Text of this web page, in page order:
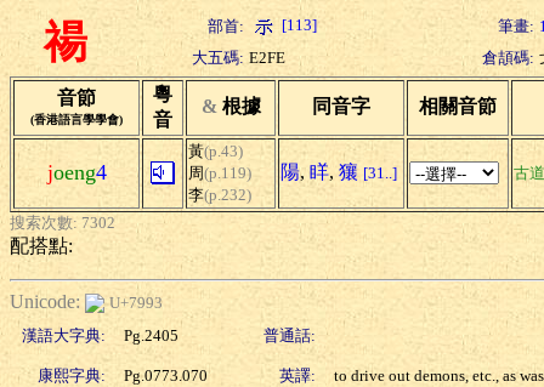
禓 部首: [113] 筆畫:
大五碼: E2FE 倉頡碼:
音節
(香港語言學學會)
粵
音
& 根據 同音字 相關音節
joeng4
黃(p.43)
周(p.119)
李(p.232)
陽, 眻, 獽 [31..] 古
搜索次數: 7302
配搭點:
Unicode:
U+7993
漢語大字典:
Pg.2405 普通話:
康熙字典: Pg.0773.070 英譯: to drive out demons, etc., as